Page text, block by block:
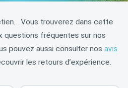
Vous trouverez dans cette
questions fréquentes sur nos
pouvez aussi consulter nos avis
les retours d’expérience.